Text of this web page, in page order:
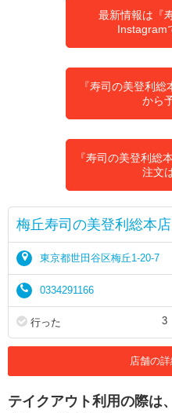
最新情報は『
Instagram
『寿司の美登利
から
『寿司の美登利総
注文
梅丘寿司の美登利総本
東京都世田谷区梅丘1-20-7
0334291166
行った 3
店舗の
テイクアウト利用の際は